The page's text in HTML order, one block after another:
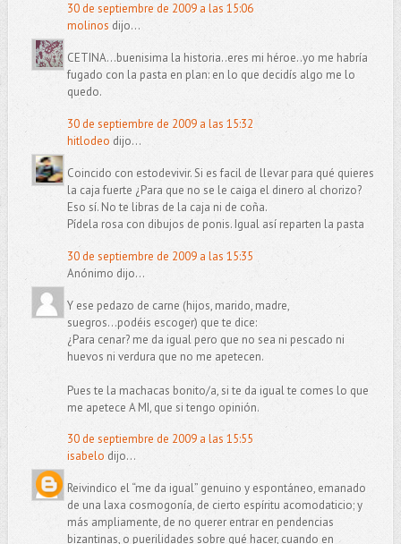
30 de septiembre de 2009 a las 15:06
molinos dijo...
CETINA...buenisima la historia..eres mi héroe..yo me habría
fugado con la pasta en plan: en lo que decidís algo me lo
quedo.
30 de septiembre de 2009 a las 15:32
hitlodeo dijo...
Coincido con estodevivir. Si es facil de llevar para qué quieres
la caja fuerte ¿Para que no se le caiga el dinero al chorizo?
Eso sí. No te libras de la caja ni de coña.
Pídela rosa con dibujos de ponis. Igual así reparten la pasta
30 de septiembre de 2009 a las 15:35
Anónimo dijo...
Y ese pedazo de carne (hijos, marido, madre,
suegros...podéis escoger) que te dice:
¿Para cenar? me da igual pero que no sea ni pescado ni
huevos ni verdura que no me apetecen.
Pues te la machacas bonito/a, si te da igual te comes lo que
me apetece A MI, que si tengo opinión.
30 de septiembre de 2009 a las 15:55
isabelo dijo...
Reivindico el “me da igual” genuino y espontáneo, emanado
de una laxa cosmogonía, de cierto espíritu acomodaticio; y
más ampliamente, de no querer entrar en pendencias
bizantinas, o puerilidades sobre qué hacer, cuando en